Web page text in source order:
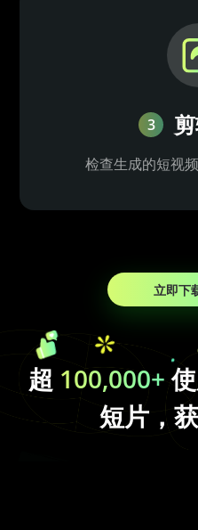
3
检查生成的短视
立即下
超 100,000+
短片，